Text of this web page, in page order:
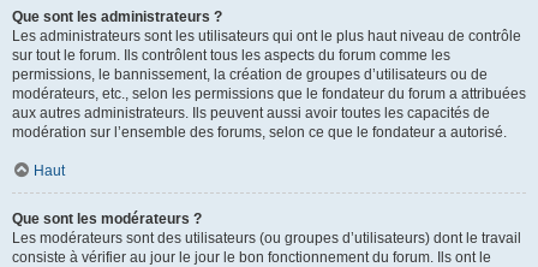
Que sont les administrateurs ?
Les administrateurs sont les utilisateurs qui ont le plus haut niveau de contrôle
sur tout le forum. Ils contrôlent tous les aspects du forum comme les
permissions, le bannissement, la création de groupes d’utilisateurs ou de
modérateurs, etc., selon les permissions que le fondateur du forum a attribuées
aux autres administrateurs. Ils peuvent aussi avoir toutes les capacités de
modération sur l’ensemble des forums, selon ce que le fondateur a autorisé.
Haut
Que sont les modérateurs ?
Les modérateurs sont des utilisateurs (ou groupes d’utilisateurs) dont le travail
consiste à vérifier au jour le jour le bon fonctionnement du forum. Ils ont le